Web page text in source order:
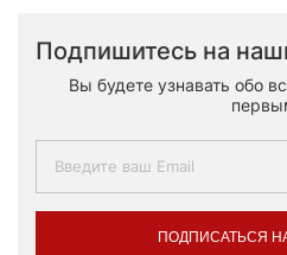
Подпишитесь на
Вы будете узнавать обо
ПОДПИСАТЬСЯ